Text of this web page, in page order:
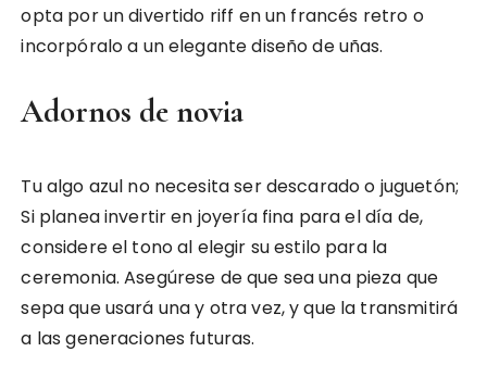
opta por un divertido riff en un francés retro o
incorpóralo a un elegante diseño de uñas.
Adornos de novia
Tu algo azul no necesita ser descarado o juguetón;
Si planea invertir en joyería fina para el día de,
considere el tono al elegir su estilo para la
ceremonia. Asegúrese de que sea una pieza que
sepa que usará una y otra vez, y que la transmitirá
a las generaciones futuras.